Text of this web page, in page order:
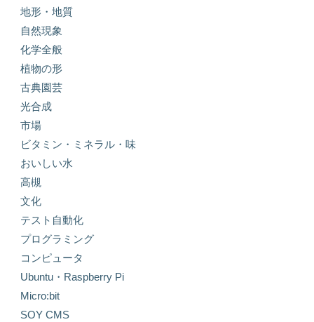
地形・地質
自然現象
化学全般
植物の形
古典園芸
光合成
市場
ビタミン・ミネラル・味
おいしい水
高槻
文化
テスト自動化
プログラミング
コンピュータ
Ubuntu・Raspberry Pi
Micro:bit
SOY CMS